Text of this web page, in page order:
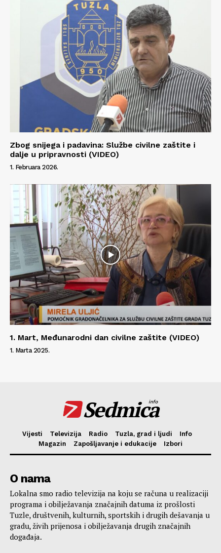
Zbog snijega i padavina: Službe civilne zaštite i
dalje u pripravnosti (VIDEO)
1. Februara 2026.
1. Mart, Međunarodni dan civilne zaštite (VIDEO)
1. Marta 2025.
Sedmica
info
Vijesti Televizija Radio Tuzla, grad i ljudi
Info
Magazin
Zapošljavanje i edukacije Izbori
O nama
Lokalna smo radio televizija na koju se računa u realizaciji
programa i obilježavanja značajnih datuma iz prošlosti
Tuzle, društvenih, kulturnih, sportskih i drugih dešavanja u
gradu, živih prijenosa i obilježavanja drugih značajnih
događaja.